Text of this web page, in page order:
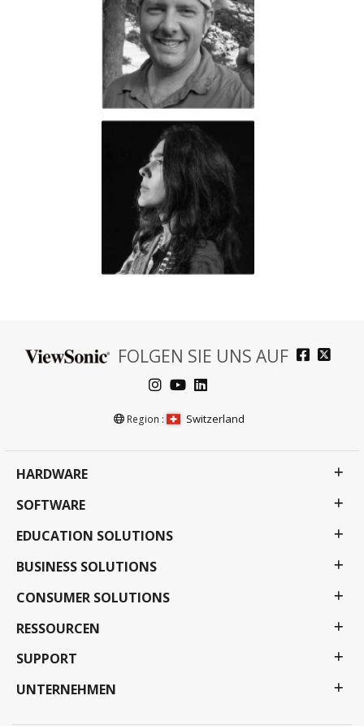
FOLGEN SIE UNS AUF
Region : Switzerland
HARDWARE
SOFTWARE
EDUCATION SOLUTIONS
BUSINESS SOLUTIONS
CONSUMER SOLUTIONS
RESSOURCEN
SUPPORT
UNTERNEHMEN